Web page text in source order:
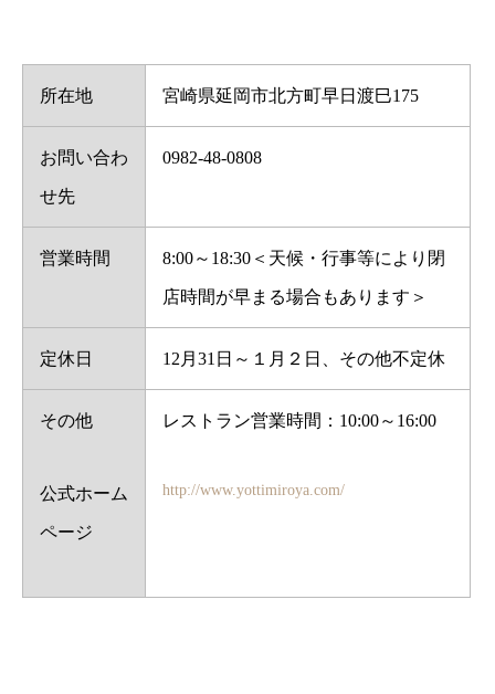
所在地 宮崎県延岡市北方町早日渡巳175
お問い合わ
せ先
0982-48-0808
営業時間 8:00～18:30＜天候・行事等により閉
店時間が早まる場合もあります＞
定休日 12月31日～１月２日、その他不定休
その他
公式ホーム
ページ
レストラン営業時間：10:00～16:00
http://www.yottimiroya.com/